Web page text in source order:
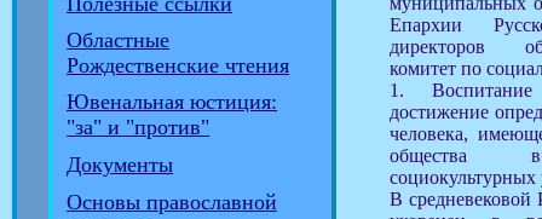
Областные
Рождественские чтения
Ювенальная юстиция:
"за" и "против"
Документы
Основы православной
Епархии
директоров
комитет по
1.
достижение
человека,
общества в
социокультурных
В средневековой